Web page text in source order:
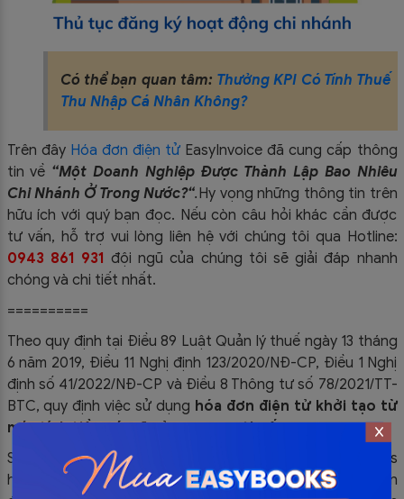
Có thể bạn quan tâm: Thưởng KPI Có Tính Thuế
Thu Nhập Cá Nhân Không?
Trên đây Hóa đơn điện tử EasyInvoice đã cung cấp thông
tin về “Một Doanh Nghiệp Được Thành Lập Bao Nhiêu
Chi Nhánh Ở Trong Nước?“.Hy vọng những thông tin trên
hữu ích với quý bạn đọc. Nếu còn câu hỏi khác cần được
tư vấn, hỗ trợ vui lòng liên hệ với chúng tôi qua Hotline:
0943 861 931 đội ngũ của chúng tôi sẽ giải đáp nhanh
chóng và chi tiết nhất.
==========
Theo quy định tại Điều 89 Luật Quản lý thuế ngày 13 tháng
6 năm 2019, Điều 11 Nghị định 123/2020/NĐ-CP, Điều 1 Nghị
định số 41/2022/NĐ-CP và Điều 8 Thông tư số 78/2021/TT-
BTC, quy định việc sử dụng hóa đơn điện tử khởi tạo từ
máy tính tiền có mã của cơ quan thuế
SoftDreams ra mắt Phần mềm quản lý bán hàng EasyPos
hỗ trợ Quý khách hàng trong nghiệp vụ sử dụng
hóa đơn